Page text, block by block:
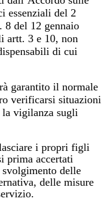
essenziali del 2
8 del 12 gennaio
artt. 3 e 10, non
di cui
garantito il normale
verificarsi situazioni
la vigilanza sugli
i propri figli
prima accertati
svolgimento delle
delle misure